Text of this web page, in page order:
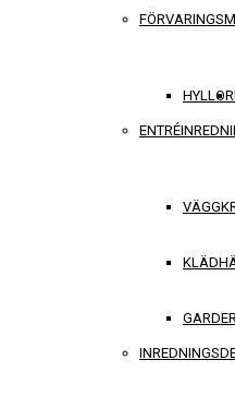
HYLLOR